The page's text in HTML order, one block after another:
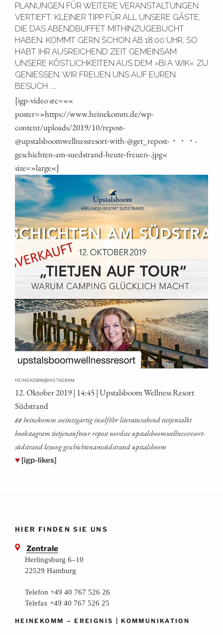
PLANUNGEN FÜR WEITERE VERANSTALTUNGEN
VERTIEFT. KLEINER TIPP FÜR ALL UNSERE GÄSTE,
DIE DAS ABENDBUFFET MITHINZUGEBUCHT
HABEN: KOMMT GERN SCHON AB 18.00 UHR, SO
HABT IHR AUSREICHEND ZEIT GEMEINSAM
UNSERE KÖSTLICHKEITEN AUS DEM »BI A WIK« ZU
GENIESSEN. WIR FREUEN UNS AUF EUREN B
ESUCH. .…
[igp-video src=««
poster=»https://www.heinekomm.de/wp-
content/uploads/2019/10/repost-
@upstalsboomwellnessresort-with-@get_repost-・・・-
geschichten-am-suedstrand-heute-freuen-.jpg«
size=»large«]
HEINEKOMM@INSTAGRAM
12. Okto­ber 2019 | 14:45 | Ups­tals­boom Well­ness Resort
Südstrand
## hei­ne­komm soein­zig­ar­tig insel­föhr lite­ra­tur­abend tiet­jen­talkt
booksta­gram tiet­je­na­uf­tour repost nord­see ups­tals­boom­well­ness­re­sort­
süd­strand lesung geschich­tenam­süd­strand upstalsboom
♥ [igp-likes]
HIER FINDEN SIE UNS
Zentrale
Herlingsburg 6–10
22529 Hamburg
Telefon +49 40 767 526 26
Telefax +49 40 767 526 25
HEINEKOMM –EREIGNIS |KOMMUNIKATION